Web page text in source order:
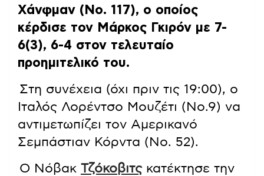
Χάνφμαν (Νο. 117), ο οποίος
κέρδισε τον Μάρκος Γκιρόν με 7-
6(3), 6-4 στον τελευταίο
προημιτελικό του.
Στη συνέχεια (όχι πριν τις 19:00), ο
Ιταλός Λορέντσο Μουζέτι (Νο.9) να
αντιμετωπίζει τον Αμερικανό
Σεμπάστιαν Κόρντα (Νο. 52).
Ο Νόβακ Τζόκοβιτςκατέκτησε την